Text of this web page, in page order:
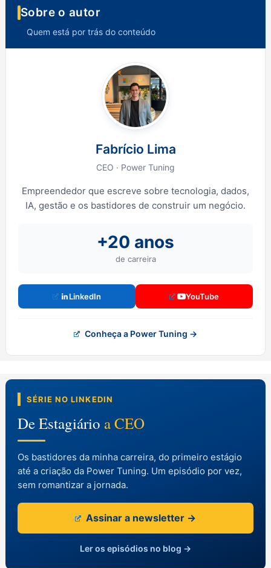
Sobre o autor
Quem está por trás do conteúdo
Fabrício Lima
CEO · Power Tuning
Empreendedor que escreve sobre tecnologia, dados,
IA, gestão e os bastidores de construir um negócio.
+20 anos
de carreira
LinkedIn YouTube
Conheça a Power Tuning →
SÉRIE NO LINKEDIN
De Estagiário a CEO
Os bastidores da minha carreira, do primeiro estágio
até a criação da Power Tuning. Um episódio por vez,
sem romantizar a jornada.
Assinar a newsletter →
Ler os episódios no blog →